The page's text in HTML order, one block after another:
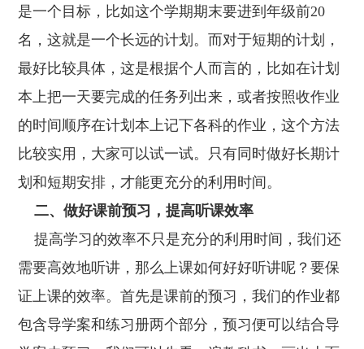
是一个目标，比如这个学期期末要进到年级前20
名，这就是一个长远的计划。而对于短期的计划，
最好比较具体，这是根据个人而言的，比如在计划
本上把一天要完成的任务列出来，或者按照收作业
的时间顺序在计划本上记下各科的作业，这个方法
比较实用，大家可以试一试。只有同时做好长期计
划和短期安排，才能更充分的利用时间。
二、做好课前预习，提高听课效率
提高学习的效率不只是充分的利用时间，我们还
需要高效地听讲，那么上课如何好好听讲呢？要保
证上课的效率。首先是课前的预习，我们的作业都
包含导学案和练习册两个部分，预习便可以结合导